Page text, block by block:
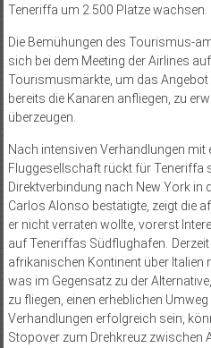
Teneriffa um 2.500 Plätze wachsen.
Die Bemühungen des Tourismus-
sich bei dem Meeting der Airlines
Tourismusmärkte, um das Angebot
bereits die Kanaren anfliegen, zu
überzeugen.
Nach intensiven Verhandlungen mit
Fluggesellschaft rückt für Teneriffa
Direktverbindung nach New York in
Carlos Alonso bestätigte, zeigt die
er nicht verraten wollte, vorerst
auf Teneriffas Südflughafen.
afrikanischen Kontinent über
was im Gegensatz zu der
zu fliegen, einen erheblichen
Verhandlungen erfolgreich sein,
Stopover zum Drehkreuz zwischen